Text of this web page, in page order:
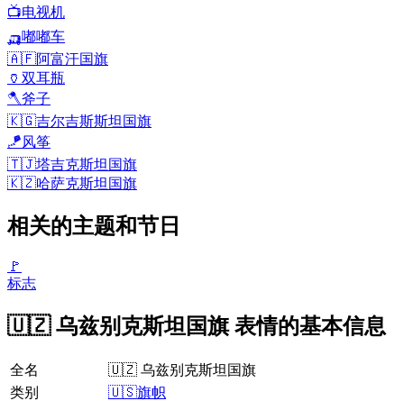
📺电视机
🛺嘟嘟车
🇦🇫阿富汗国旗
🏺 双耳瓶
🪓斧子
🇰🇬吉尔吉斯斯坦国旗
🪁风筝
🇹🇯塔吉克斯坦国旗
🇰🇿哈萨克斯坦国旗
相关的主题和节日
🚩
标志
🇺🇿 乌兹别克斯坦国旗 表情的基本信息
全名
🇺🇿 乌兹别克斯坦国旗
类别
🇺🇸旗帜